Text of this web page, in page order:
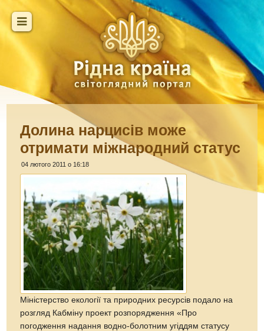
Долина нарцисів може
отримати міжнародний статус
04 лютого 2011 о 16:18
Міністерство екології та природних ресурсів подало на
розгляд Кабміну проект розпорядження «Про
погодження надання водно-болотним угіддям статусу